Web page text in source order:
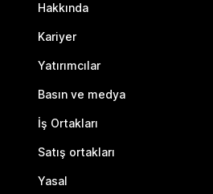
Hakkında
Kariyer
Yatırımcılar
Basın ve medya
İş Ortakları
Satış ortakları
Yasal